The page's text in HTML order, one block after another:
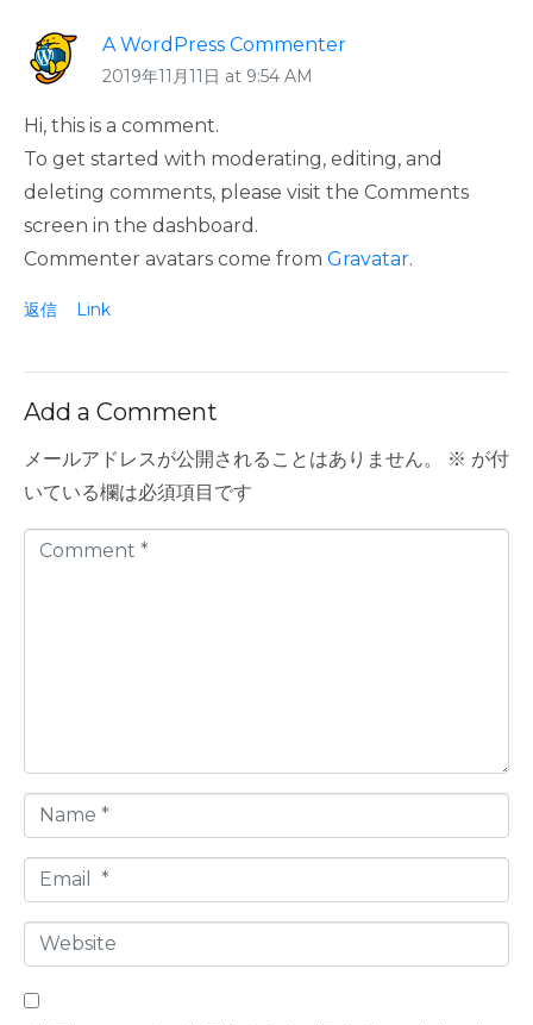
A WordPress Commenter
2019年11月11日 at 9:54 AM
Hi, this is a comment.
To get started with moderating, editing, and
deleting comments, please visit the Comments
screen in the dashboard.
Commenter avatars come from Gravatar.
返信 Link
Add a Comment
メールアドレスが公開されることはありません。 ※ が付
いている欄は必須項目です
*
a
m
e
m
i
l
W
e
b